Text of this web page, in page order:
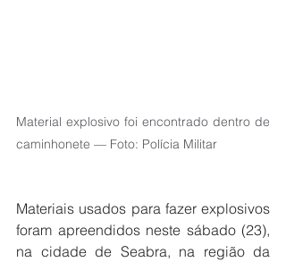
Material explosivo foi encontrado dentro de
caminhonete — Foto: Polícia Militar
Materiais usados para fazer explosivos
foram apreendidos neste sábado (23),
na cidade de Seabra, na região da